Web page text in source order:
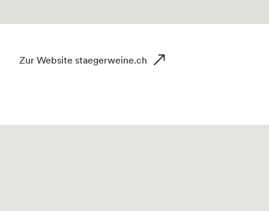
Zur Website staegerweine.ch